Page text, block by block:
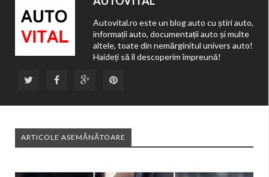
Autovital.ro este un blog auto cu știri auto,
informații auto, documentații auto și multe
altele, toate din nemărginitul univers auto!
Haideți să îl descoperim împreună!
ARTICOLE ASEMĂNĂTOARE